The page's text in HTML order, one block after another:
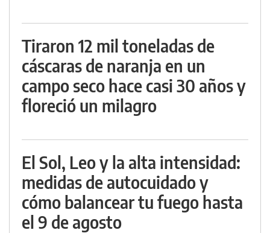
Tiraron 12 mil toneladas de
cáscaras de naranja en un
campo seco hace casi 30 años y
floreció un milagro
El Sol, Leo y la alta intensidad:
medidas de autocuidado y
cómo balancear tu fuego hasta
el 9 de agosto